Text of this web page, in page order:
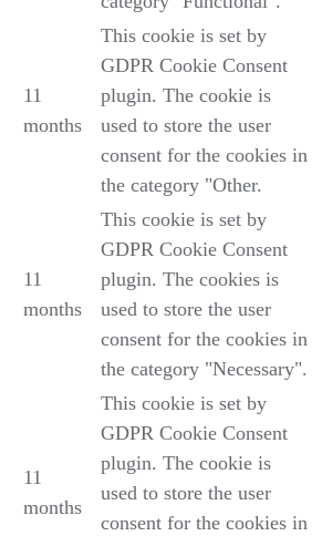
11
months
This cookie is set by
GDPR Cookie Consent
plugin. The cookie is
used to store the user
consent for the cookies in
the category "Other.
11
months
This cookie is set by
GDPR Cookie Consent
plugin. The cookies is
used to store the user
consent for the cookies in
the category "Necessary".
11
months
This cookie is set by
GDPR Cookie Consent
plugin. The cookie is
used to store the user
consent for the cookies in